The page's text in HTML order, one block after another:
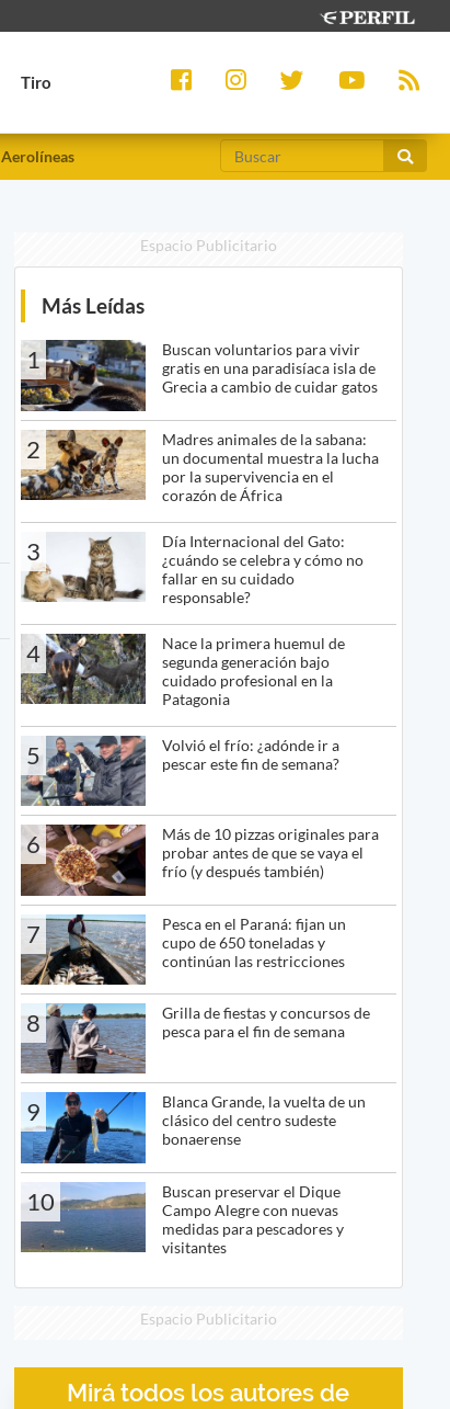
Tiro
Aerolíneas
Espacio Publicitario
Más Leídas
1
Buscan voluntarios para vivir
gratis en una paradisíaca isla de
Grecia a cambio de cuidar gatos
2
Madres animales de la sabana:
un documental muestra la lucha
por la supervivencia en el
corazón de África
3
Día Internacional del Gato:
¿cuándo se celebra y cómo no
fallar en su cuidado
responsable?
4
Nace la primera huemul de
segunda generación bajo
cuidado profesional en la
Patagonia
5
Volvió el frío: ¿adónde ir a
pescar este fin de semana?
6
Más de 10 pizzas originales para
probar antes de que se vaya el
frío (y después también)
7
Pesca en el Paraná: fijan un
cupo de 650 toneladas y
continúan las restricciones
8
Grilla de fiestas y concursos de
pesca para el fin de semana
9
Blanca Grande, la vuelta de un
clásico del centro sudeste
bonaerense
10
Buscan preservar el Dique
Campo Alegre con nuevas
medidas para pescadores y
visitantes
Espacio Publicitario
Mirá todos los autores de